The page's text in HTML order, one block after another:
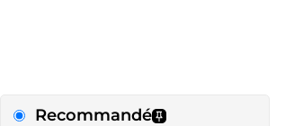
Recommandé